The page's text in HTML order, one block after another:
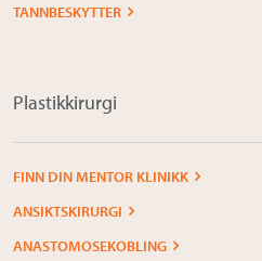
TANNBESKYTTER
Plastikkirurgi
FINN DIN MENTOR KLINIKK
ANSIKTSKIRURGI
ANASTOMOSEKOBLING